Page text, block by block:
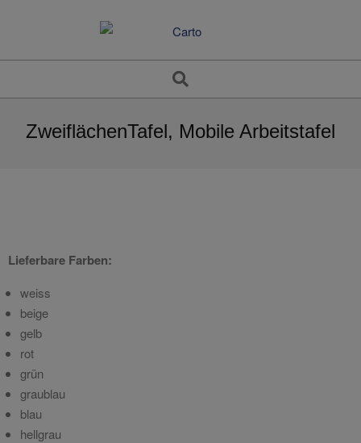
Search
ZweiflächenTafel, Mobile Arbeitstafel
Lieferbare Farben:
weiss
beige
gelb
rot
grün
graublau
blau
hellgrau